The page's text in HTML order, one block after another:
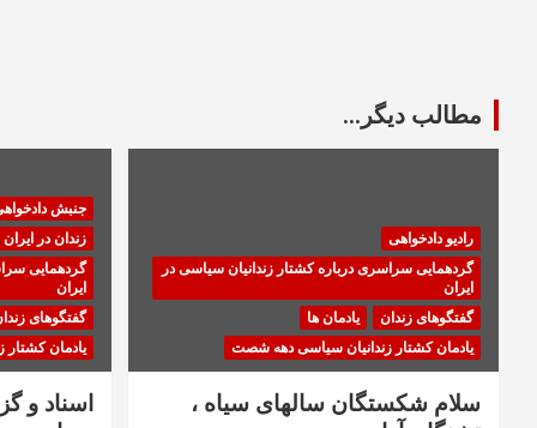
مطالب دیگر...
رادیو دادخواهی
گردهمایی سراسری درباره کشتار زندانیان سیاسی در
ایران
گفتگوهای زندان
یادمان ها
یادمان کشتار زندانیان سیاسی دهه شصت
سلام شکستگان سالهای سیاه ،
جنبش
زندان در ایران
گردهمایی
ایران
گفتگوهای
یادمان
اسناد و